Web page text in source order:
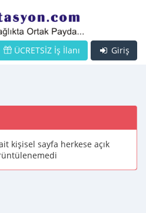
Giriş
ÜCRETSİZ İş İlanı
kişisel sayfa herkese açık